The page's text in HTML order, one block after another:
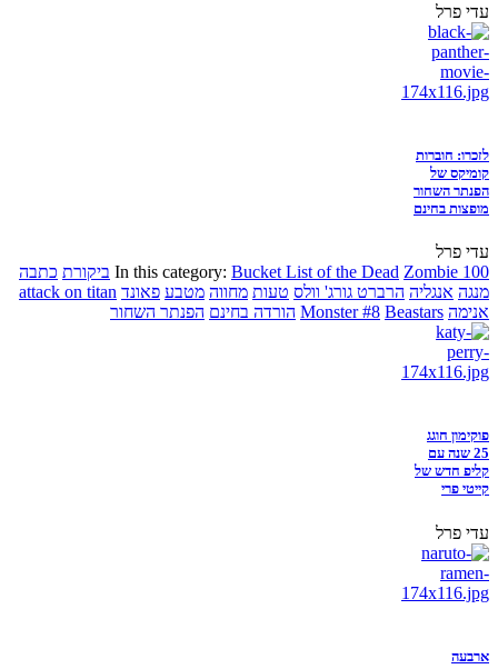
עדי פרל
לזכרו: חוברות
קומיקס של
הפנתר השחור
מופצות בחינם
עדי פרל
In this category: Bucket List of the Dead Zombie 100 ביקורת כתבה
מנגה אנגליה הרברט גורג' וולס טעות מחווה מטבע פאונד attack on titan
אנימה
Monster #8 Beastars הורדה בחינם הפנתר השחור
פוקימון חוגג
25 שנה עם
קליפ חדש של
קייטי פרי
עדי פרל
ארבעה